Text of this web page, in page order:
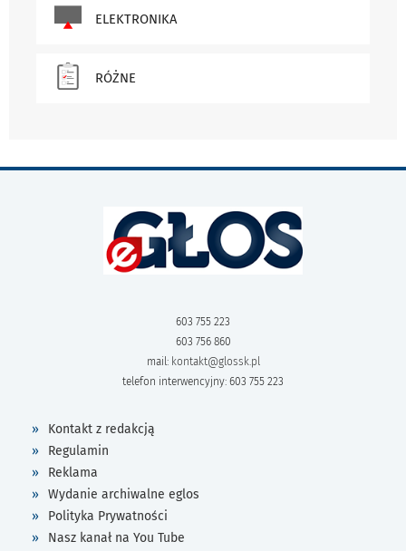
ELEKTRONIKA
RÓŻNE
603 755 223
603 756 860
mail: kontakt@glossk.pl
telefon interwencyjny: 603 755 223
Kontakt z redakcją
Regulamin
Reklama
Wydanie archiwalne eglos
Polityka Prywatności
Nasz kanał na You Tube